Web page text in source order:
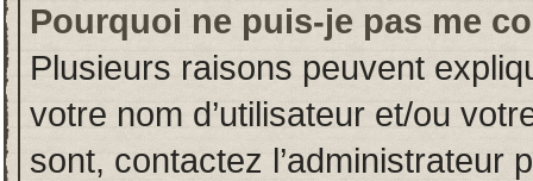
Pourquoi ne puis-je pas me
Plusieurs raisons peuvent
votre nom d’utilisateur et/ou
sont, contactez l’administrateur